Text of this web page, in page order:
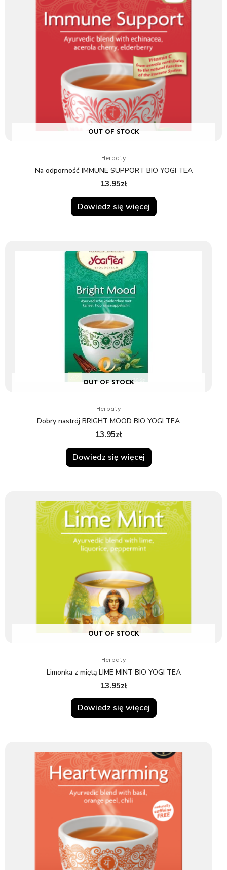
OUT OF STOCK
Herbaty
Na odporność IMMUNE SUPPORT BIO YOGI TEA
13.95zł
Dowiedz się więcej
OUT OF STOCK
Herbaty
Dobry nastrój BRIGHT MOOD BIO YOGI TEA
13.95zł
Dowiedz się więcej
OUT OF STOCK
Herbaty
Limonka z miętą LIME MINT BIO YOGI TEA
13.95zł
Dowiedz się więcej